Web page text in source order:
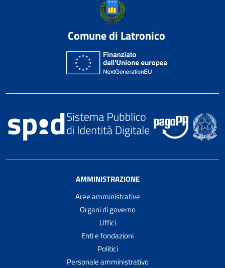
Comune di Latronico
AMMINISTRAZIONE
Aree amministrative
Organi di governo
Uffici
Enti e fondazioni
Politici
Personale amministrativo